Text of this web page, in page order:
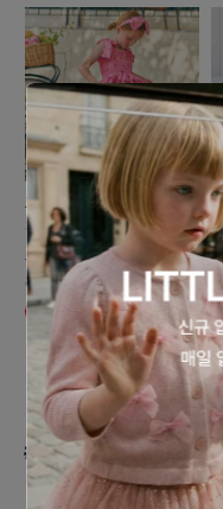
노엘드엠마
핑크 화원 원피스
89,000원
80,100원
10% 할인
#데일리로 즐기는 발